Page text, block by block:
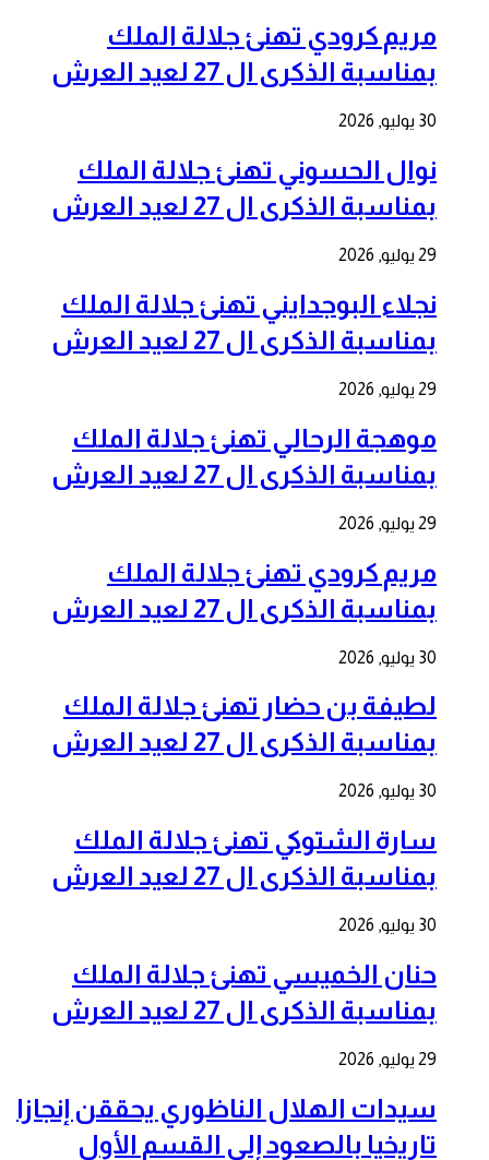
مريم كرودي تهنئ جلالة الملك
بمناسبة الذكرى ال 27 لعيد العرش
30 يوليو, 2026
نوال الحسوني تهنئ جلالة الملك
بمناسبة الذكرى ال 27 لعيد العرش
29 يوليو, 2026
نجلاء البوجدايني تهنئ جلالة الملك
بمناسبة الذكرى ال 27 لعيد العرش
29 يوليو, 2026
موهجة الرحالي تهنئ جلالة الملك
بمناسبة الذكرى ال 27 لعيد العرش
29 يوليو, 2026
مريم كرودي تهنئ جلالة الملك
بمناسبة الذكرى ال 27 لعيد العرش
30 يوليو, 2026
لطيفة بن حضار تهنئ جلالة الملك
بمناسبة الذكرى ال 27 لعيد العرش
30 يوليو, 2026
سارة الشتوكي تهنئ جلالة الملك
بمناسبة الذكرى ال 27 لعيد العرش
30 يوليو, 2026
حنان الخميسي تهنئ جلالة الملك
بمناسبة الذكرى ال 27 لعيد العرش
29 يوليو, 2026
سيدات الهلال الناظوري يحققن إنجازا
تاريخيا بالصعود إلى القسم الأول